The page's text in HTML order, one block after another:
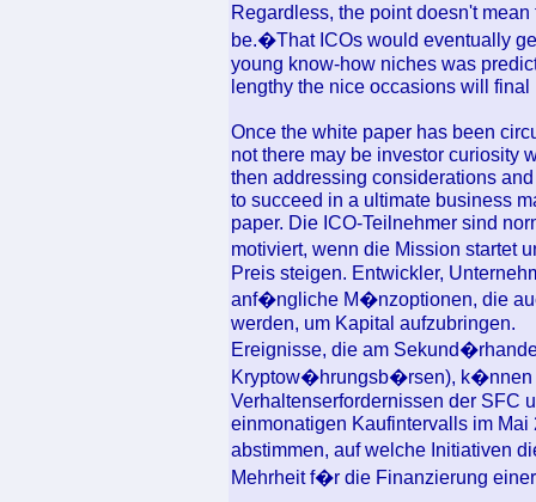
Regardless, the point doesn't
be.�That ICOs would eventually
young know-how niches was
lengthy the nice occasions will final
Once the white paper has been
not there may be investor curiosity
then addressing considerations
to succeed in a ultimate business
paper. Die ICO-Teilnehmer sind
motiviert, wenn die Mission startet
Preis steigen. Entwickler,
anf�ngliche M�nzoptionen, die
werden, um Kapital aufzubringen.
Ereignisse, die am
Kryptow�hrungsb�rsen), k�nnen
Verhaltenserfordernissen der SFC
einmonatigen Kaufintervalls im
abstimmen, auf welche Initiativen
Mehrheit f�r die Finanzierung